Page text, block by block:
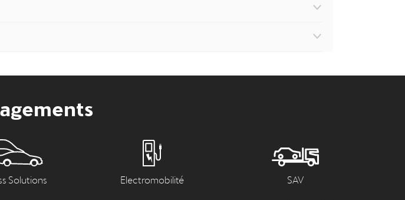
Solutions Electromobilité SAV